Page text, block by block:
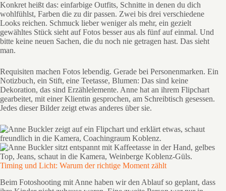
Konkret heißt das: einfarbige Outfits, Schnitte in denen du dich
wohlfühlst, Farben die zu dir passen. Zwei bis drei verschiedene
Looks reichen. Schmuck lieber weniger als mehr, ein gezielt
gewähltes Stück sieht auf Fotos besser aus als fünf auf einmal. Und
bitte keine neuen Sachen, die du noch nie getragen hast. Das sieht
man.
Requisiten machen Fotos lebendig. Gerade bei Personenmarken. Ein
Notizbuch, ein Stift, eine Teetasse, Blumen: Das sind keine
Dekoration, das sind Erzählelemente. Anne hat an ihrem Flipchart
gearbeitet, mit einer Klientin gesprochen, am Schreibtisch gesessen.
Jedes dieser Bilder zeigt etwas anderes über sie.
Timing und Licht: Warum der richtige Moment zählt
Beim Fotoshooting mit Anne haben wir den Ablauf so geplant, dass